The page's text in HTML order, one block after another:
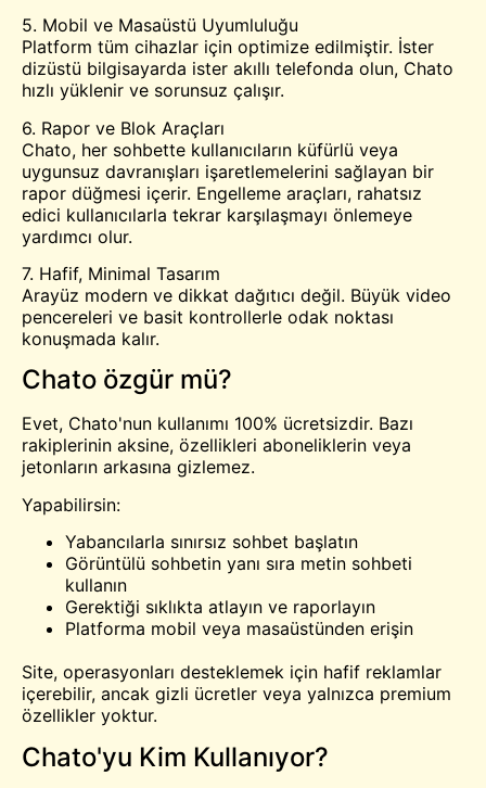
5. Mobil ve Masaüstü Uyumluluğu
Platform tüm cihazlar için optimize edilmiştir. İster
dizüstü bilgisayarda ister akıllı telefonda olun, Chato
hızlı yüklenir ve sorunsuz çalışır.
6. Rapor ve Blok Araçları
Chato, her sohbette kullanıcıların küfürlü veya
uygunsuz davranışları işaretlemelerini sağlayan bir
rapor düğmesi içerir. Engelleme araçları, rahatsız
edici kullanıcılarla tekrar karşılaşmayı önlemeye
yardımcı olur.
7. Hafif, Minimal Tasarım
Arayüz modern ve dikkat dağıtıcı değil. Büyük video
pencereleri ve basit kontrollerle odak noktası
konuşmada kalır.
Chato özgür mü?
Evet, Chato'nun kullanımı 100% ücretsizdir. Bazı
rakiplerinin aksine, özellikleri aboneliklerin veya
jetonların arkasına gizlemez.
Yapabilirsin:
Yabancılarla sınırsız sohbet başlatın
Görüntülü sohbetin yanı sıra metin sohbeti
kullanın
Gerektiği sıklıkta atlayın ve raporlayın
Platforma mobil veya masaüstünden erişin
Site, operasyonları desteklemek için hafif reklamlar
içerebilir, ancak gizli ücretler veya yalnızca premium
özellikler yoktur.
Chato'yu Kim Kullanıyor?